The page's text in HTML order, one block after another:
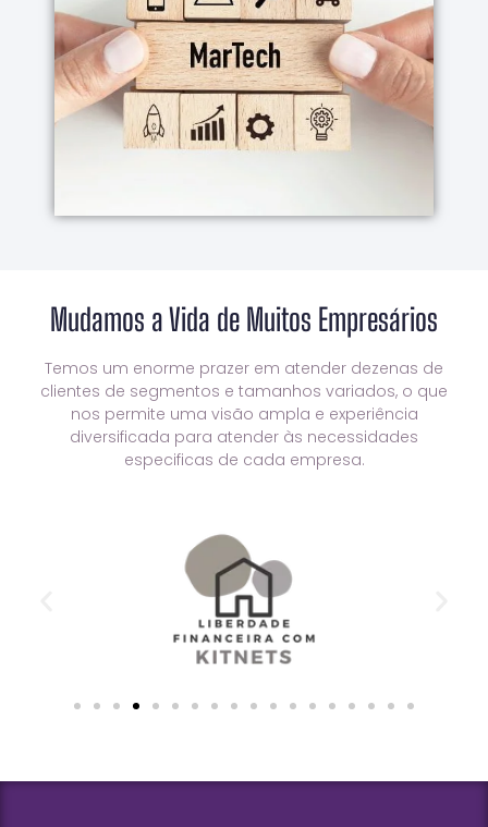
Nosso Diferencial
Somos uma das poucas agências digitais no
Brasil que possuem conhecimento e
experiência avançada de Marketing e
Tecnologia trabalhando em conjunto
Mudamos a Vida de Muitos Empresários
Temos um enorme prazer em atender dezenas de
clientes de segmentos e tamanhos variados, o que
nos permite uma visão ampla e experiência
diversificada para atender às necessidades
especificas de cada empresa.